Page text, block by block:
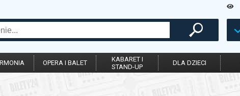
OPERA I BALET
KABARET I
STAND-UP
DLA DZIECI